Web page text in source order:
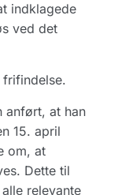
indklagede
ved det
frifindelse.
anført, at han
15. april
om, at
Dette til
relevante